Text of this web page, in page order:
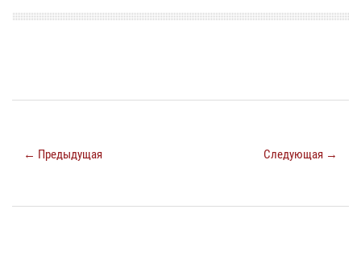
← Предыдущая Следующая →